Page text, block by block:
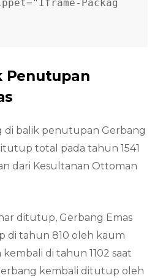
Packag
Penutupan
di balik penutupan Gerbang
total pada tahun 1541
dari Kesultanan Ottoman
ditutup, Gerbang Emas
di tahun 810 oleh kaum
di tahun 1102 saat
kembali ditutup oleh